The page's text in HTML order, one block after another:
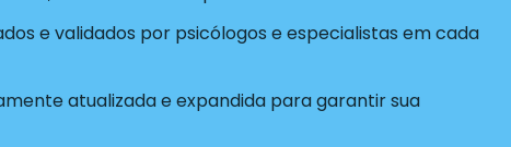
e validados por psicólogos e especialistas em cada
atualizada e expandida para garantir sua